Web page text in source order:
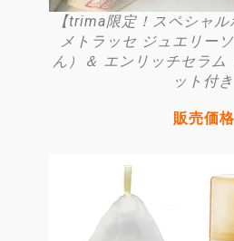
【trima限定！スペシャル
メトラッセ ジュエリー
ん）＆ エンリッチセラム
ット付き
販売価